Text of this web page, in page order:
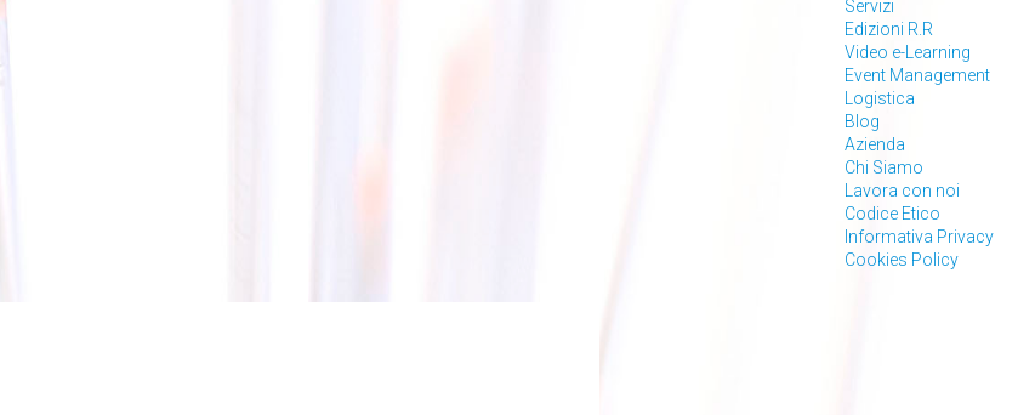
Servizi
Edizioni R.R
Video e-Learning
Event Management
Logistica
Blog
Azienda
Chi Siamo
Lavora con noi
Codice Etico
Informativa Privacy
Cookies Policy